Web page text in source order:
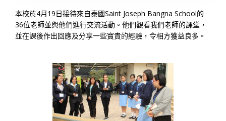
本校於4月19日接待來自泰國Saint Joseph Bangna School的
36位老師並與他們進行交流活動。他們觀看我們老師的課堂，
並在課後作出回應及分享一些寶貴的經驗，令相方獲益良多。